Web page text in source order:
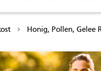
Honig, Pollen, Gelee